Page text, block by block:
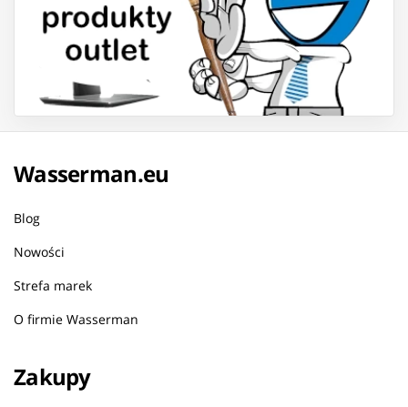
Wasserman.eu
Blog
Nowości
Strefa marek
O firmie Wasserman
Zakupy